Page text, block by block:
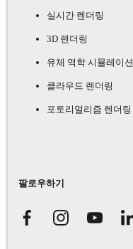
실시간 렌더링
3D 렌더링
유체 역학 시뮬레이션
클라우드 렌더링
포토리얼리즘 렌더링
팔로우하기